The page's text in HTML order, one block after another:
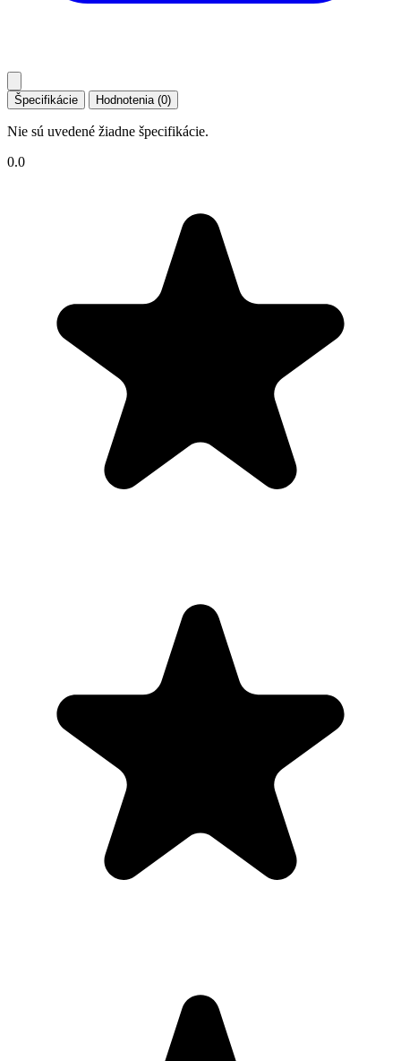
Špecifikácie Hodnotenia (0)
Nie sú uvedené žiadne špecifikácie.
0.0